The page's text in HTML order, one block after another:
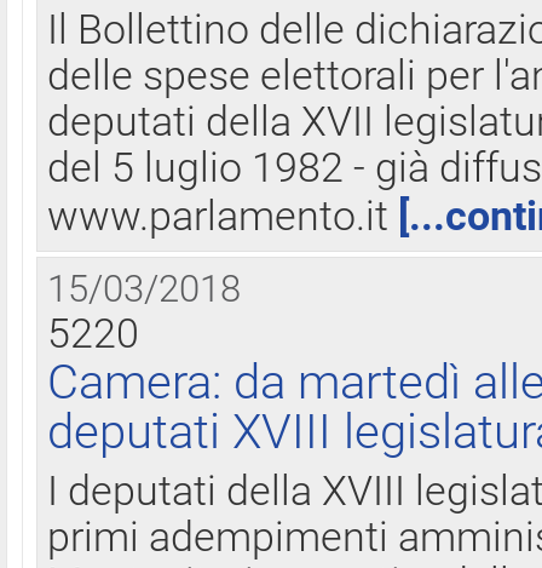
Il Bollettino delle
delle spese elettorali per
deputati della XVII
del 5 luglio 1982 - già
www.parlamento.it
15/03/2018
5220
Camera: da martedì
deputati XVIII
I deputati della XVIII
primi adempimenti